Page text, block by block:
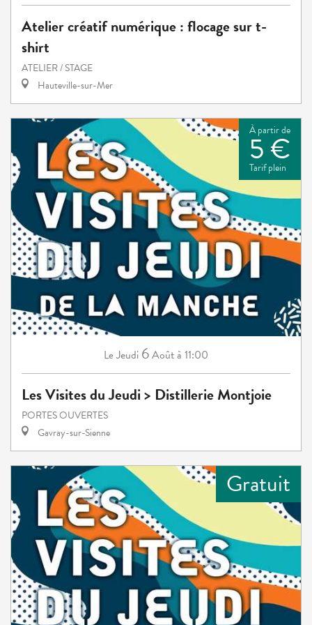
Atelier créatif numérique : flocage sur t-
shirt
ATELIER / STAGE
Hauteville-sur-Mer
À partir de
5 €
Tarif plein
LeJeudi 6Aoûtà 11:00
Les Visites du Jeudi > Distillerie Montjoie
PORTES OUVERTES
Gavray-sur-Sienne
Gratuit